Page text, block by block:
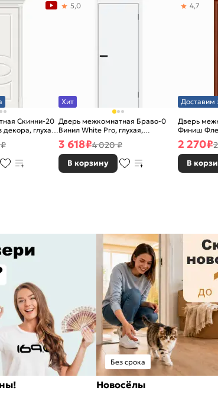
Скинни-20
глухая,
скиновая
Хит
Дверь межкомнатная Браво-0
Винил White Pro, глухая,
каркасно-щитовая
5,0
3 618₽4 020 ₽
В корзину
Доставим
Дверь
Финиш
Л-11
каркасно-
4,7
2 270₽
В
Без срока
Новосёлы